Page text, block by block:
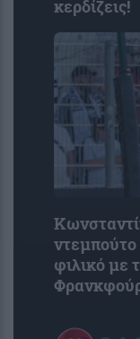
κερδίζεις!
φιλικό με